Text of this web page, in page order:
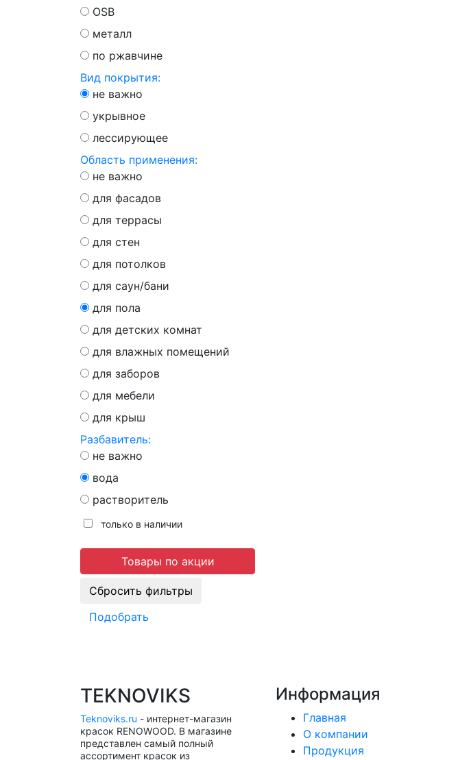
OSB
металл
по ржавчине
Вид покрытия:
не важно
укрывное
лессирующее
Область применения:
не важно
для фасадов
для террасы
для стен
для потолков
для саун/бани
для пола
для детских комнат
для влажных помещений
для заборов
для мебели
для крыш
Разбавитель:
не важно
вода
растворитель
только в наличии
Товары по акции
Подобрать
TEKNOVIKS
Teknoviks.ru - интернет-магазин
красок RENOWOOD. В магазине
представлен самый полный
ассортимент красок из
Информация
Главная
О компании
Продукция